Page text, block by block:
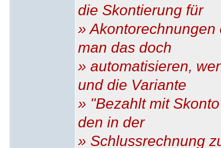
die Skontierung für
»
man das doch
» automatisieren,
und die Variante
» "Bezahlt mit
den in der
» Schlussrechnung